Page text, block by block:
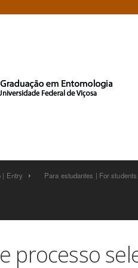
| Entry  Para estudantes | For students
processo